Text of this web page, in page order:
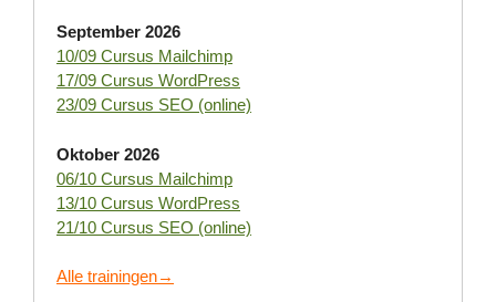
September 2026
10/09 Cursus Mailchimp
17/09 Cursus WordPress
23/09 Cursus SEO (online)
Oktober 2026
06/10 Cursus Mailchimp
13/10 Cursus WordPress
21/10 Cursus SEO (online)
Alle trainingen→